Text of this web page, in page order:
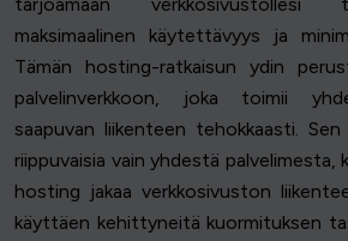
tarjoamaan verkkosivustollesi
maksimaalinen käytettävyys ja
Tämän hosting-ratkaisun ydin
palvelinverkkoon, joka toimii
saapuvan liikenteen tehokkaasti.
riippuvaisia vain yhdestä palvelimesta,
hosting jakaa verkkosivuston
käyttäen kehittyneitä kuormituksen